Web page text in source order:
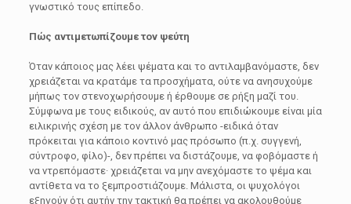
γνωστικό τους επίπεδο.
Πώς αντιμετωπίζουμε τον ψεύτη
Όταν κάποιος μας λέει ψέματα και το αντιλαμβανόμαστε, δεν
χρειάζεται να κρατάμε τα προσχήματα, ούτε να ανησυχούμε
μήπως τον στενοχωρήσουμε ή έρθουμε σε ρήξη μαζί του.
Σύμφωνα με τους ειδικούς, αν αυτό που επιδιώκουμε είναι μία
ειλικρινής σχέση με τον άλλον άνθρωπο -ειδικά όταν
πρόκειται για κάποιο κοντινό μας πρόσωπο (π.χ. συγγενή,
σύντροφο, φίλο)-, δεν πρέπει να διστάζουμε, να φοβόμαστε ή
να ντρεπόμαστε· χρειάζεται να μην ανεχόμαστε το ψέμα και
αντίθετα να το ξεμπροστιάζουμε. Μάλιστα, οι ψυχολόγοι
εξηγούν ότι αυτήν την τακτική θα πρέπει να ακολουθούμε